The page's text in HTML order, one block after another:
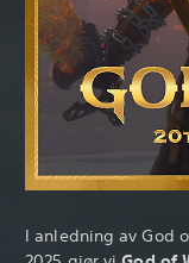
I anledning av God